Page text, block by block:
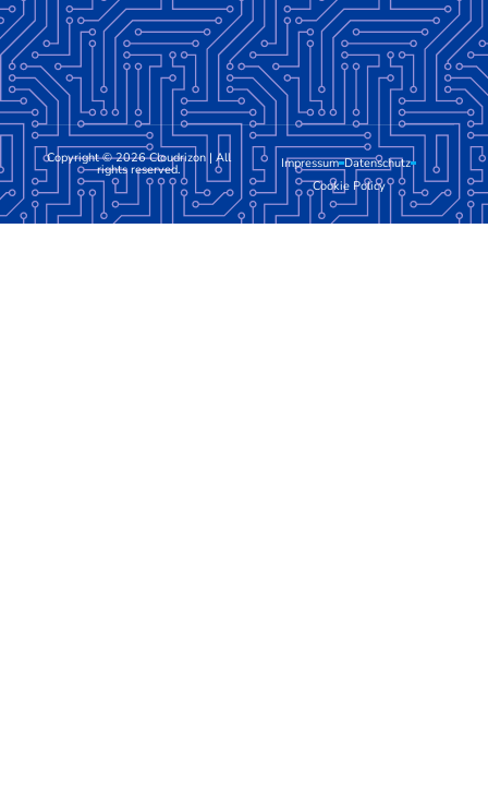
Copyright © 2026 Cloudrizon | All
rights reserved. Impressum Datenschutz
Cookie Policy